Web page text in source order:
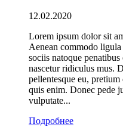
12.02.2020
Lorem ipsum dolor sit
Aenean commodo
sociis natoque
nascetur ridiculus mus.
pellentesque eu,
quis enim. Donec pede
vulputate...
Подробнее